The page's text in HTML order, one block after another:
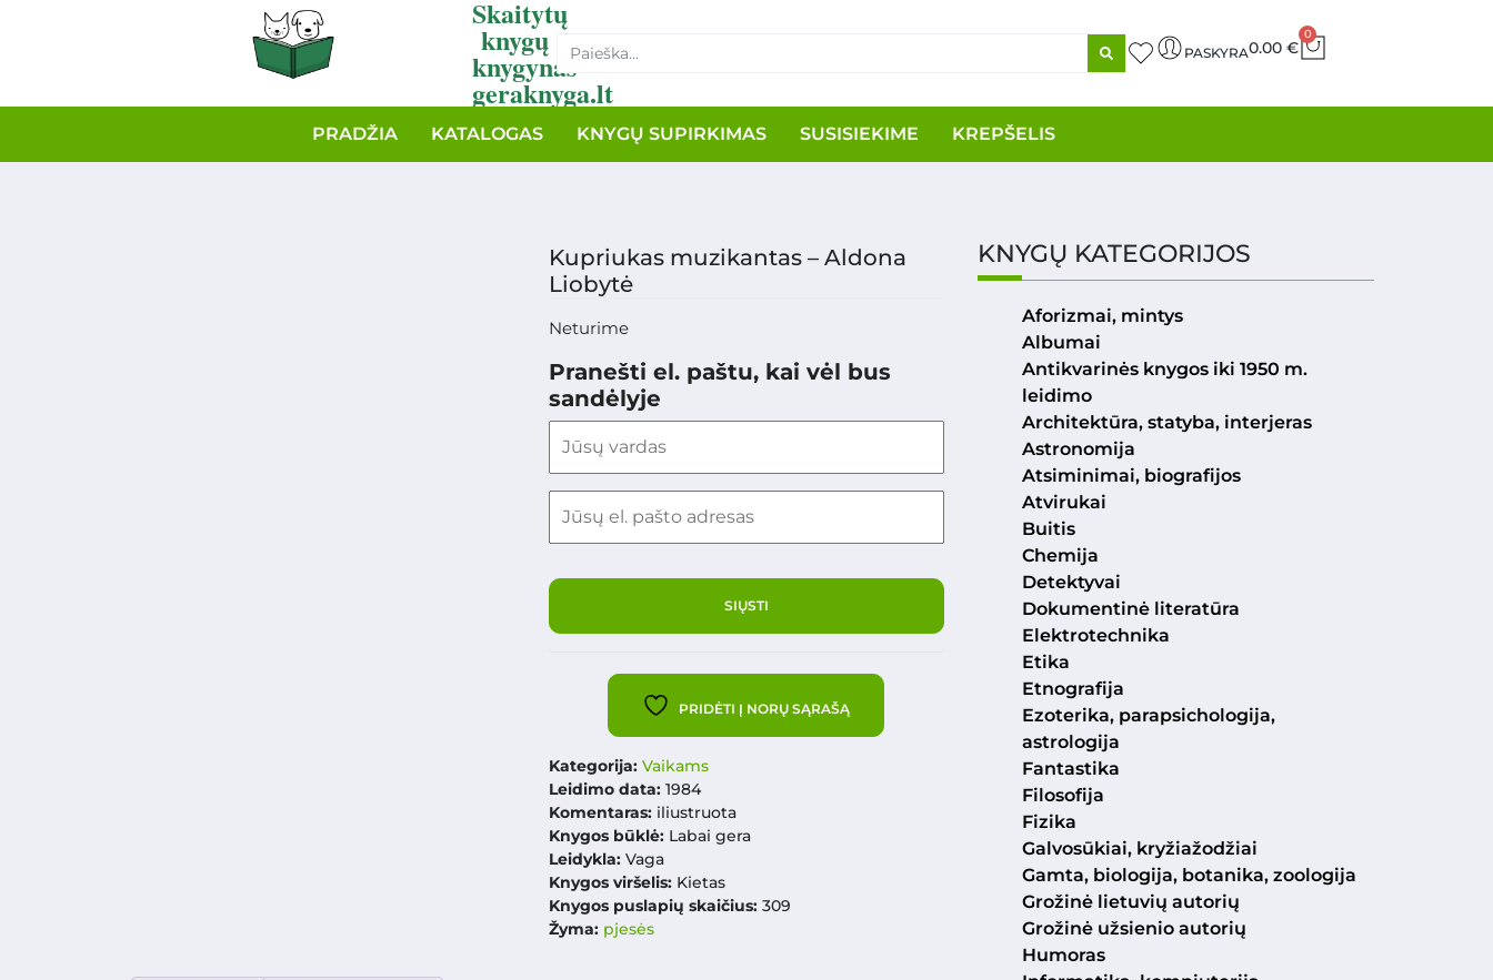
Skaitytų
knygų
knygynas
geraknyga.lt
PASKYRA0.00 €
0
PRADŽIA KATALOGAS KNYGŲ SUPIRKIMAS SUSISIEKIME KREPŠELIS
Kupriukas muzikantas – Aldona
Liobytė
Neturime
Pranešti el. paštu, kai vėl bus
sandėlyje
PRIDĖTI Į NORŲ SĄRAŠĄ
Kategorija: Vaikams
Leidimo data:1984
Komentaras: iliustruota
Knygos būklė: Labai gera
Leidykla:Vaga
Knygos viršelis: Kietas
Knygos puslapių skaičius: 309
Žyma: pjesės
KNYGŲ KATEGORIJOS
Aforizmai, mintys
Albumai
Antikvarinės knygos iki 1950 m.
leidimo
Architektūra, statyba, interjeras
Astronomija
Atsiminimai, biografijos
Atvirukai
Buitis
Chemija
Detektyvai
Dokumentinė literatūra
Elektrotechnika
Etika
Etnografija
Ezoterika, parapsichologija,
astrologija
Fantastika
Filosofija
Fizika
Galvosūkiai, kryžiažodžiai
Gamta, biologija, botanika, zoologija
Grožinė lietuvių autorių
Grožinė užsienio autorių
Humoras